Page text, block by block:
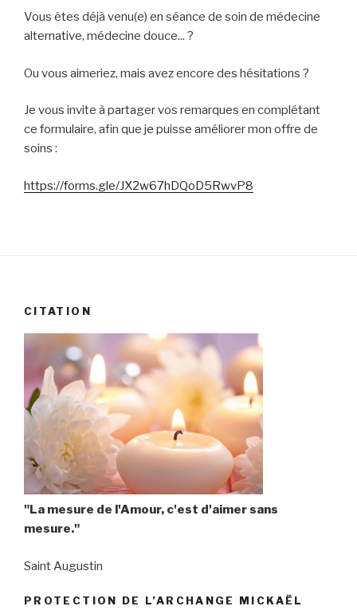
Vous êtes déjà venu(e) en séance de soin de médecine
alternative, médecine douce... ?
Ou vous aimeriez, mais avez encore des hésitations ?
Je vous invite à partager vos remarques en complétant
ce formulaire, afin que je puisse améliorer mon offre de
soins :
https://forms.gle/JX2w67hDQoD5RwvP8
CITATION
"La mesure de l'Amour, c'est d'aimer sans
mesure."
Saint Augustin
PROTECTION DE L’ARCHANGE MICKAËL